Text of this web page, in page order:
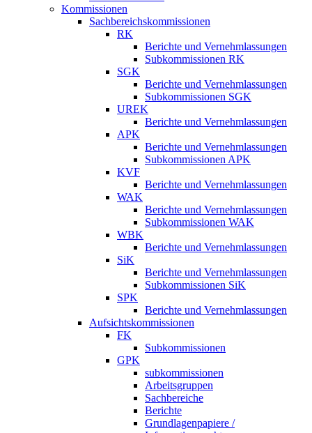
Kommissionen
Sachbereichskommissionen
RK
Berichte und Vernehmlassungen
Subkommissionen RK
SGK
Berichte und Vernehmlassungen
Subkommissionen SGK
UREK
Berichte und Vernehmlassungen
APK
Berichte und Vernehmlassungen
Subkommissionen APK
KVF
Berichte und Vernehmlassungen
WAK
Berichte und Vernehmlassungen
Subkommissionen WAK
WBK
Berichte und Vernehmlassungen
SiK
Berichte und Vernehmlassungen
Subkommissionen SiK
SPK
Berichte und Vernehmlassungen
Aufsichtskommissionen
FK
Subkommissionen
GPK
subkommissionen
Arbeitsgruppen
Sachbereiche
Berichte
Grundlagenpapiere /